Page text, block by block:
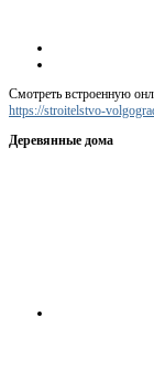
Смотреть встроенную
https://stroitelstvo-
Деревянные дома